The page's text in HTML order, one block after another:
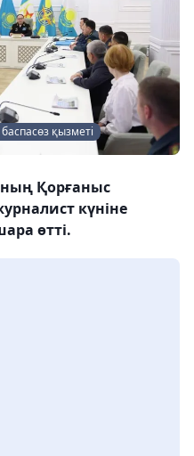
қызметі
Қорғаныс
күніне
өтті.